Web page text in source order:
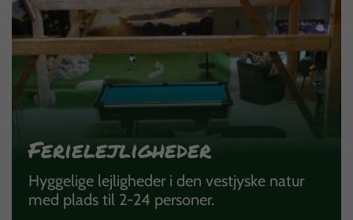
Ferielejligheder
Hyggelige lejligheder i den vestjyske natur
med plads til 2-24 personer.